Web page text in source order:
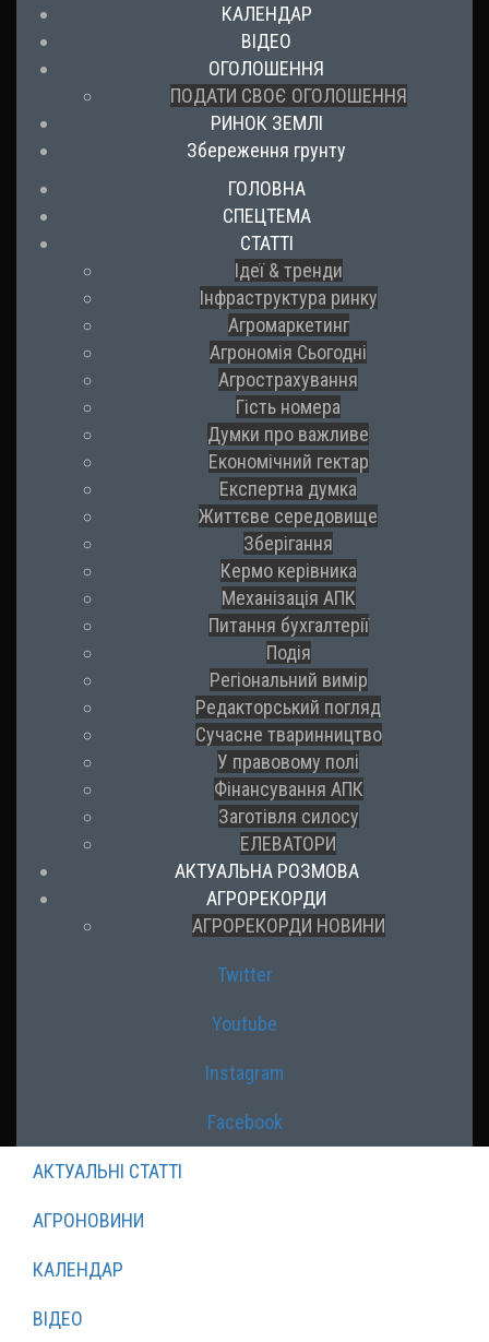
КАЛЕНДАР
ВІДЕО
ОГОЛОШЕННЯ
ПОДАТИ СВОЄ ОГОЛОШЕННЯ
РИНОК ЗЕМЛІ
Збереження грунту
ГОЛОВНА
СПЕЦТЕМА
СТАТТІ
Ідеї & тренди
Інфраструктура ринку
Агромаркетинг
Агрономія Сьогодні
Агрострахування
Гість номера
Думки про важливе
Економічний гектар
Експертна думка
Життєве середовище
Зберігання
Кермо керівника
Механізація АПК
Питання бухгалтерії
Подія
Регіональний вимір
Редакторський погляд
Сучасне тваринництво
У правовому полі
Фінансування АПК
Заготівля силосу
ЕЛЕВАТОРИ
АКТУАЛЬНА РОЗМОВА
АГРОРЕКОРДИ
АГРОРЕКОРДИ НОВИНИ
Twitter
Youtube
Instagram
Facebook
АКТУАЛЬНІ СТАТТІ
АГРОНОВИНИ
КАЛЕНДАР
ВІДЕО